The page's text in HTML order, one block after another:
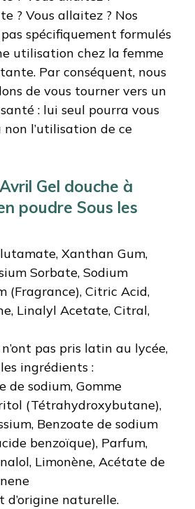
? Vous allaitez ? Nos
spécifiquement formulés
utilisation chez la femme
Par conséquent, nous
de vous tourner vers un
: lui seul pourra vous
l’utilisation de ce
Gel douche à
poudre Sous les
Xanthan Gum,
Sorbate, Sodium
(Fragrance), Citric Acid,
Linalyl Acetate, Citral,
pas pris latin au lycée,
ingrédients :
de sodium, Gomme
(Tétrahydroxybutane),
Benzoate de sodium
benzoïque), Parfum,
Limonène, Acétate de
naturelle.